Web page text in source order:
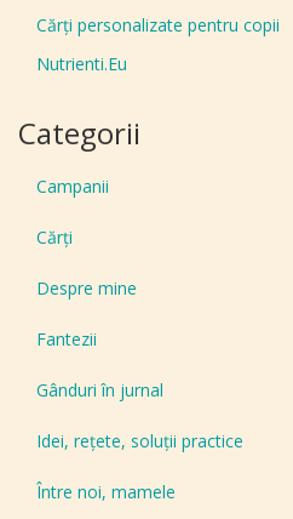
Cărți personalizate pentru copii
Nutrienti.Eu
Categorii
Campanii
Cărți
Despre mine
Fantezii
Gânduri în jurnal
Idei, reţete, soluţii practice
Între noi, mamele